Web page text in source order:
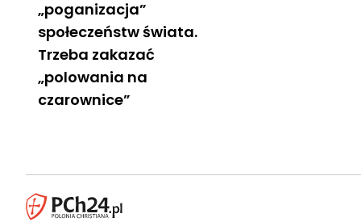
„poganizacja”
społeczeństw świata.
Trzeba zakazać
„polowania na
czarownice”